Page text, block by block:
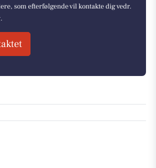
som efterfølgende vil kontakte dig vedr.